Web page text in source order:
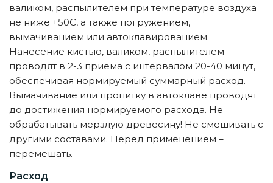
валиком, распылителем при температуре воздуха
не ниже +50С, а также погружением,
вымачиванием или автоклавированием.
Нанесение кистью, валиком, распылителем
проводят в 2-3 приема с интервалом 20-40 минут,
обеспечивая нормируемый суммарный расход.
Вымачивание или пропитку в автоклаве проводят
до достижения нормируемого расхода. Не
обрабатывать мерзлую древесину! Не смешивать с
другими составами. Перед применением –
перемешать.
Расход